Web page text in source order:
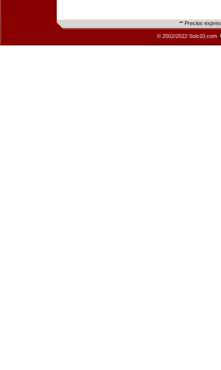
** Precios
© 2002/2022 Solo10.com